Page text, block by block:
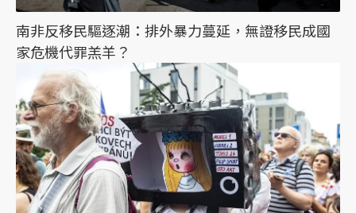
南非反移民驅逐潮：排外暴力蔓延，無證移民成國
家危機代罪羔羊？